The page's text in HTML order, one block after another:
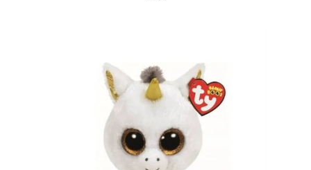
Hypopressiv trening
The Housemaid